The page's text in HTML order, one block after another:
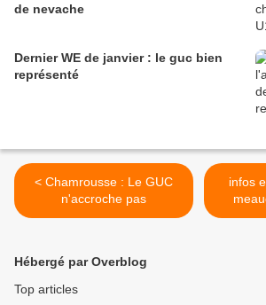
de nevache
Dernier WE de janvier : le guc bien
représenté
< Chamrousse : Le GUC
n'accroche pas
infos
Hébergé par Overblog
Top articles